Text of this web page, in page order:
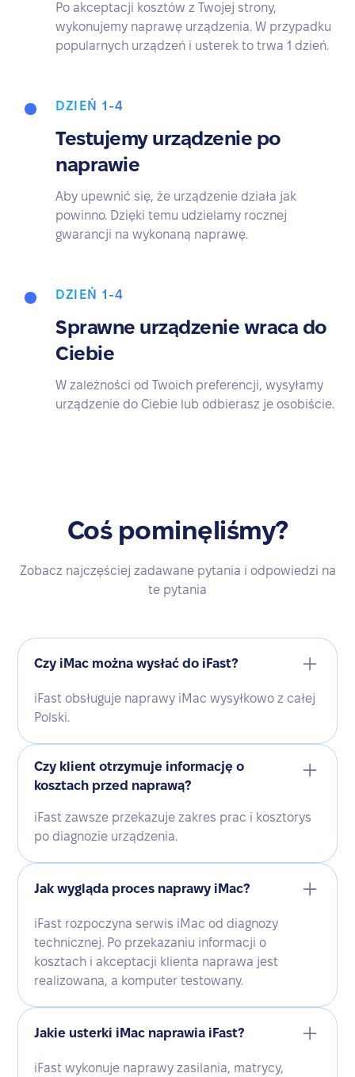
Po akceptacji kosztów z Twojej strony,
wykonujemy naprawę urządzenia. W przypadku
popularnych urządzeń i usterek to trwa 1 dzień.
DZIEŃ 1-4
Testujemy urządzenie po
naprawie
Aby upewnić się, że urządzenie działa jak
powinno. Dzięki temu udzielamy rocznej
gwarancji na wykonaną naprawę.
DZIEŃ 1-4
Sprawne urządzenie wraca do
Ciebie
W zależności od Twoich preferencji, wysyłamy
urządzenie do Ciebie lub odbierasz je osobiście.
Coś pominęliśmy?
Zobacz najczęściej zadawane pytania i odpowiedzi na
te pytania
Czy iMac można wysłać do iFast?
iFast obsługuje naprawy iMac wysyłkowo z całej
Polski.
Czy klient otrzymuje informację o
kosztach przed naprawą?
iFast zawsze przekazuje zakres prac i kosztorys
po diagnozie urządzenia.
Jak wygląda proces naprawy iMac?
iFast rozpoczyna serwis iMac od diagnozy
technicznej. Po przekazaniu informacji o
kosztach i akceptacji klienta naprawa jest
realizowana, a komputer testowany.
Jakie usterki iMac naprawia iFast?
iFast wykonuje naprawy zasilania, matrycy,